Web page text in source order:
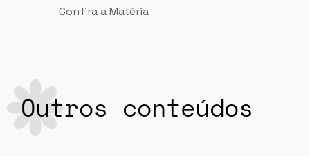
Confira a Matéria
Outros conteúdos